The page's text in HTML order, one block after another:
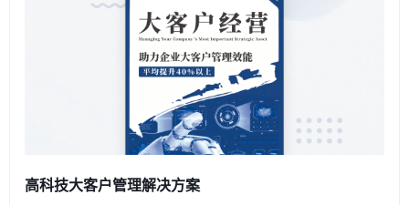
高科技大客户管理解决方案